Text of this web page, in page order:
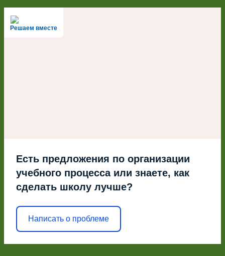
Решаем вместе
Есть предложения по организации
учебного процесса или знаете, как
сделать школу лучше?
Написать о проблеме